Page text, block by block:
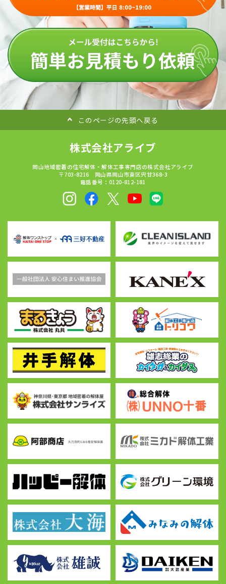
このページの先頭へ戻る
株式会社アライブ
岡山地域密着の住宅解体・解体工事専門店の株式会社アライブ
〒703-8216 岡山県岡山市東区宍甘368-3
電話番号：0120-812-181